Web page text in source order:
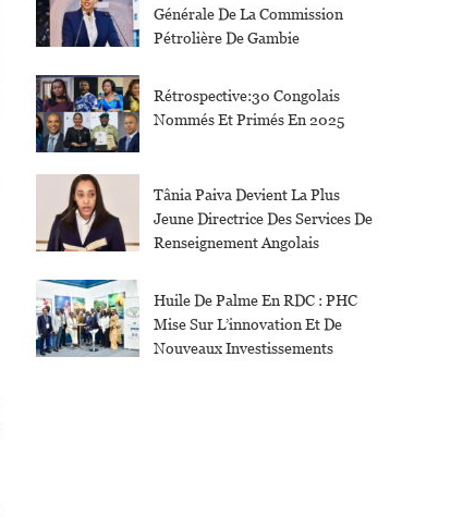
Générale De La Commission
Pétrolière De Gambie
Rétrospective:30 Congolais
Nommés Et Primés En 2025
Tânia Paiva Devient La Plus
Jeune Directrice Des Services De
Renseignement Angolais
Huile De Palme En RDC : PHC
Mise Sur L’innovation Et De
Nouveaux Investissements